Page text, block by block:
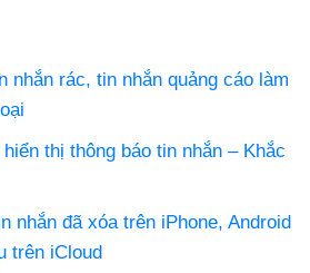
nhắn rác, tin nhắn quảng cáo làm
thị thông báo tin nhắn – Khắc
nhắn đã xóa trên iPhone, Android
trên iCloud